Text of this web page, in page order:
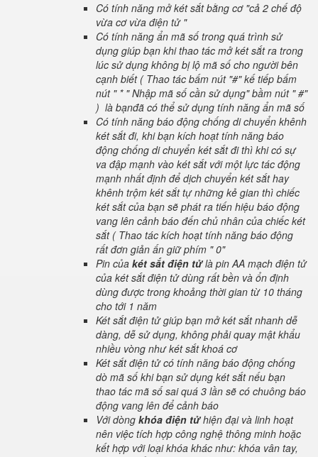
Có tính năng mở két sắt bằng cơ "cả 2 chế độ
vừa cơ vừa điện tử "
Có tính năng ẩn mã số trong quá trình sử
dụng giúp bạn khi thao tác mở két sắt ra trong
lúc sử dụng không bị lộ mã số cho người bên
cạnh biết ( Thao tác bấm nút "#" kế tiếp bấm
nút " * " Nhập mã số cần sử dụng" bầm nút " #"
) là bạnđã có thể sử dụng tính năng ẩn mã số
Có tính năng báo động chống di chuyển khênh
két sắt đi, khi bạn kích hoạt tính năng báo
động chống di chuyển két sắt đi thì khi có sự
va đập mạnh vào két sắt với một lực tác động
mạnh nhất định để dịch chuyển két sắt hay
khênh trộm két sắt tự những kẻ gian thì chiếc
két sắt của bạn sẽ phát ra tiến hiệu báo động
vang lên cảnh báo đến chủ nhân của chiếc két
sắt ( Thao tác kích hoạt tính năng báo động
rất đơn giản ấn giữ phím " 0"
Pin của két sắt điện tửlà pin AA mạch điện tử
của két sắt điện tử dùng rất bền và ổn định
dùng được trong khoảng thời gian từ 10 tháng
cho tới 1 năm
Két sắt điện tử giúp bạn mở két sắt nhanh dễ
dàng, dễ sử dụng, không phải quay mật khẩu
nhiều vòng như két sắt khoá cơ
Két sắt điện tử có tính năng báo động chống
dò mã số khi bạn sử dụng két sắt nếu bạn
thao tác mã số sai quá 3 lần sẽ có chuông báo
động vang lên để cảnh báo
Với dòng khóa điện tửhiện đại và linh hoạt
nên việc tích hợp công nghệ thông minh hoặc
kết hợp với loại khóa khác như: khóa vân tay,